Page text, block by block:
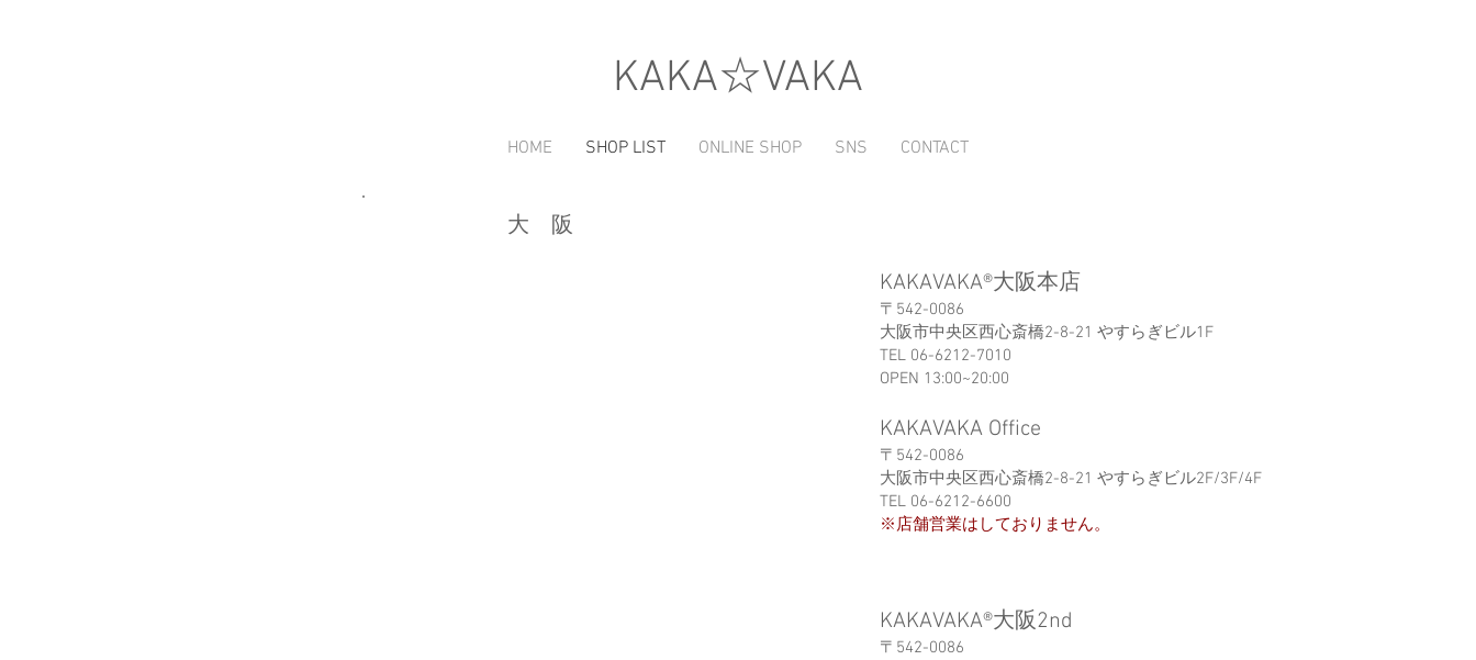
​KAKA☆VAKA
HOME SHOP LIST ONLINE SHOP SNS CONTACT
大 阪
KAKAVAKA®︎大阪本店
〒542-0086
大阪市中央区西心斎橋2-8-21 やすらぎビル1F
TEL 06-6212-7010
OPEN 13:00~20:00
KAKAVAKA Office
〒542-0086​​​​
大阪市中央区西心斎橋2-8-21 やすらぎビル2F/3F/4F
TEL 06-6212-6600
※店舗営業はしておりません。
KAKAVAKA®︎大阪2nd
〒542-0086